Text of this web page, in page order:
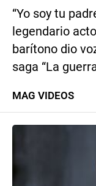
“Yo soy tu
legendario
barítono dio
saga “La
MAG VIDEOS